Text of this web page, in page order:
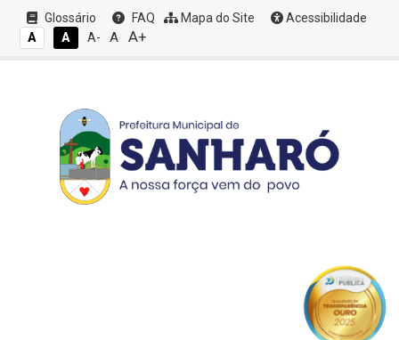
Glossário FAQ Mapa do Site
Acessibilidade
A
A A- A A+